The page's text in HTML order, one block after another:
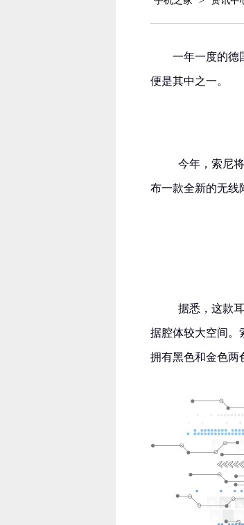
一年一度的德
便是其中之一。
今年，索尼
布一款全新的无线
据悉，这款
据腔体较大空间。
拥有黑色和金色两